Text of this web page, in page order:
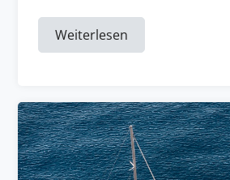
Weiterlesen